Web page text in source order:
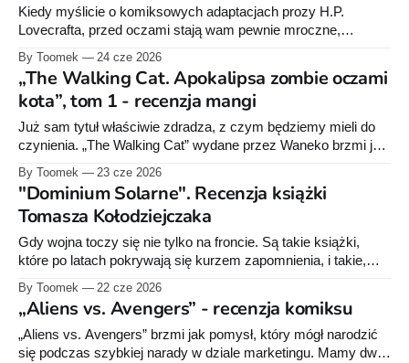
Kiedy myślicie o komiksowych adaptacjach prozy H.P.
Lovecrafta, przed oczami stają wam pewnie mroczne,
amerykańskie powieści graficzne. A tu psikus, bo na scenę
wchodzi Gou Tanabe. Ten japoński mangaka wziął na warsztat
duszny, nowoangielski nihilizm i przepuścił go przez unikalną,
azjatycką wrażliwość. Dzięki wydawnictwu Studio JG
dostaliśmy gruby tom
By Toomek 24 cze 2026
„The Walking Cat. Apokalipsa zombie oczami
kota”, tom 1 - recenzja mangi
Już sam tytuł właściwie zdradza, z czym będziemy mieli do
czynienia. „The Walking Cat” wydane przez Waneko brzmi jak
kocia odpowiedź na kirkmanowe „The Walking Dead” i, co tu
dużo mówić, skojarzenie jest jak najbardziej trafne. Świat
opanowały żywe trupy, cywilizacja legła w gruzach, a garstka
ocalałych próbuje jakoś odnaleźć
By Toomek 23 cze 2026
"Dominium Solarne". Recenzja książki
Tomasza Kołodziejczaka
Gdy wojna toczy się nie tylko na froncie. Są takie książki,
które po latach pokrywają się kurzem zapomnienia, i takie,
które mimo zmiany realiów wciąż potrafią uderzyć obuchem w
łeb. Tomasz Kołodziejczak wydał „Kolory sztandarów” w 1996
roku. Polska zachłystywała się wtedy kapitalizmem, Internet
raczkował, a rodzima fantastyka próbowała rozpaczliwie
By Toomek 22 cze 2026
„Aliens vs. Avengers” - recenzja komiksu
„Aliens vs. Avengers” brzmi jak pomysł, który mógł narodzić
się podczas szybkiej narady w dziale marketingu. Mamy dwie